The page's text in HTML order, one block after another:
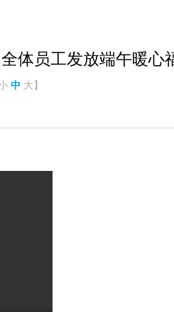
体员工发放端午暖心
中 大】